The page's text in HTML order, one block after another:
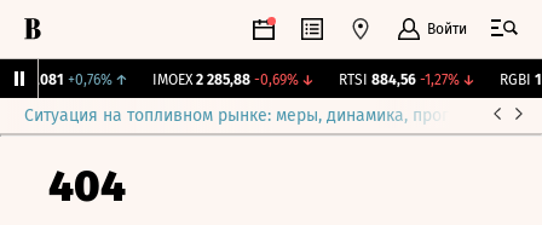
Войти
12,081 +0,76%↑ IMOEX 2 285,88 -0,69%↓ RTSI 884,56 -1,27%↓ RGBI
Ситуация на топливном рынке: меры, динамика, прогнозы
404